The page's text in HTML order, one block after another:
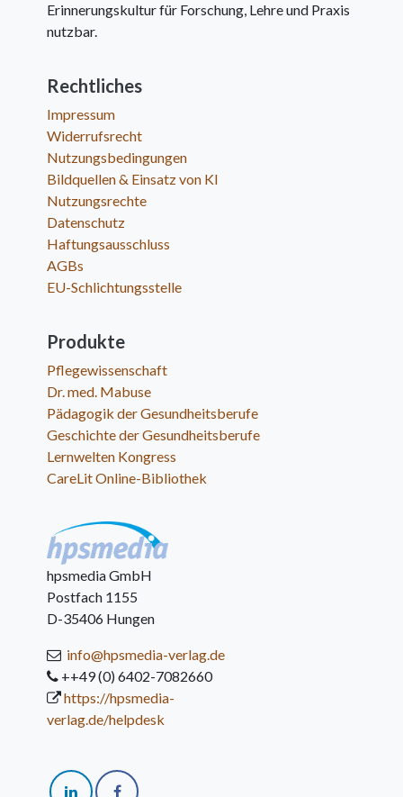
Erinnerungskultur für Forschung, Lehre und Praxis
nutzbar.
Rechtliches
Impressum
Widerrufsrecht
Nutzungsbedingungen
Bildquellen & Einsatz von KI
Nutzungsrechte
Datenschutz
Haftungsausschluss
AGBs
EU-Schlichtungsstelle
Produkte
Pflegewissenschaft
Dr. med. Mabuse
Pädagogik der Gesundheitsberufe
Geschichte der Gesundheitsberufe
Lernwelten Kongress
CareLit Online-Bibliothek
hpsmedia GmbH
Postfach 1155
D-35406 Hungen
info@hpsmedia-verlag.de
++49 (0) 6402-7082660
https://hpsmedia-
verlag.de/helpdesk